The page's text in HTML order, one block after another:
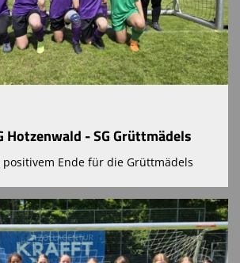
Hotzenwald - SG Grüttmädels
Ende für die Grüttmädels